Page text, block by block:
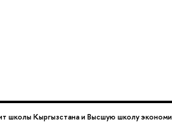
школы Кыргызстана и Высшую школу